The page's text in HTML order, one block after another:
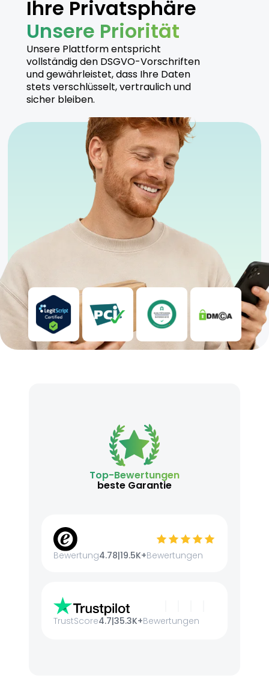
Ihre Privatsphäre
Unsere Priorität
Unsere Plattform entspricht
vollständig den DSGVO-Vorschriften
und gewährleistet, dass Ihre Daten
stets verschlüsselt, vertraulich und
sicher bleiben.
Top-Bewertungen
beste Garantie
Bewertung4.78|19.5K+Bewertungen
TrustScore4.7|35.3K+Bewertungen